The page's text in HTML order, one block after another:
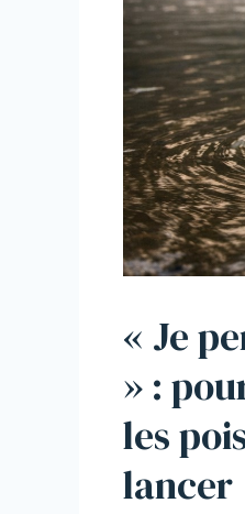
« Je
» :
les
lancer